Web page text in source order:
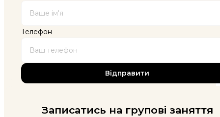
Телефон
Записатись на групові заняття